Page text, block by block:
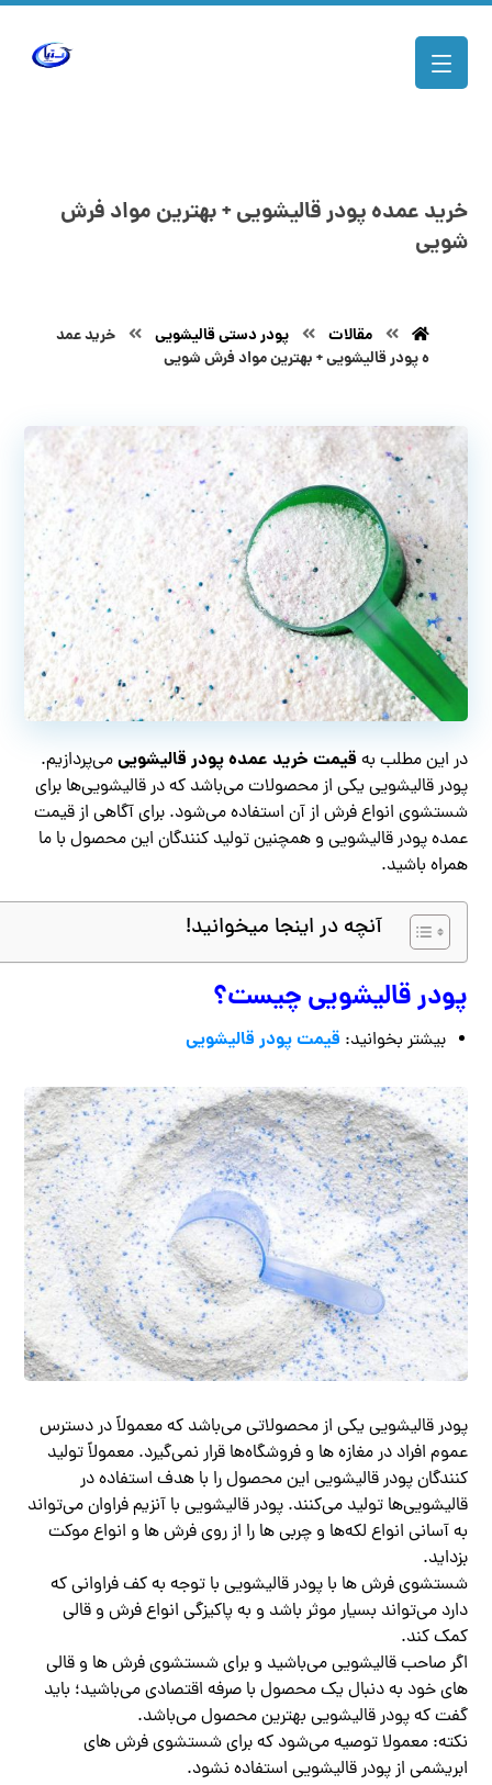
خرید عمده پودر قالیشویی + بهترین مواد فرش
شویی
مقالات پودر دستی قالیشویی
خرید عمد
ه پودر قالیشویی + بهترین مواد فرش شویی
در این مطلب به قیمت خرید عمده پودر قالیشوییمی‌پردازیم.
پودر قالیشویی یکی از محصولات می‌باشد که در قالیشویی‌ها برای
شستشوی انواع فرش از آن استفاده می‌شود. برای آگاهی از قیمت
عمده پودر قالیشویی و همچنین تولید کنندگان این محصول با ما
همراه باشید.
آنچه در اینجا میخوانید!
پودر قالیشویی چیست؟
بیشتر بخوانید: قیمت پودر قالیشویی
پودر قالیشویی یکی از محصولاتی می‌باشد که معمولاً در دسترس
عموم افراد در مغازه ها و فروشگاه‌ها قرار نمی‌گیرد. معمولاً تولید
کنندگان پودر قالیشویی این محصول را با هدف استفاده در
قالیشویی‌ها تولید می‌کنند. پودر قالیشویی با آنزیم فراوان می‌تواند
به آسانی انواع لکه‌ها و چربی ‌ها را از روی فرش ‌ها و انواع موکت
بزداید.
شستشوی فرش‌ ها با پودر قالیشویی با توجه به کف فراوانی که
دارد می‌تواند بسیار موثر باشد و به پاکیزگی انواع فرش و قالی
کمک کند.
اگر صاحب قالیشویی می‌باشید و برای شستشوی فرش ها و قالی
های خود به دنبال یک محصول با صرفه اقتصادی می‌باشید؛ باید
گفت که پودر قالیشویی بهترین محصول می‌باشد.
نکته: معمولا توصیه می‌شود که برای شستشوی فرش‌ های
ابریشمی از پودر قالیشویی استفاده نشود.